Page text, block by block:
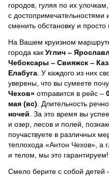
городов, гуляя по их
с достопримечательностями
сменить обстановку и
На Вашем круизном
города как Углич –
Чебоксары – Свияжск –
Елабуга . У каждого из них
уверены, что вы сумеете
Чехов» отправится в рейс –
мая (вс) . Длительность
ночей За это время вы
и озер, лесов и полей,
поучаствуете в различных
теплохода «Антон Чехов», а
и телом, мы это гарантируем!
Смело берите с собой детей